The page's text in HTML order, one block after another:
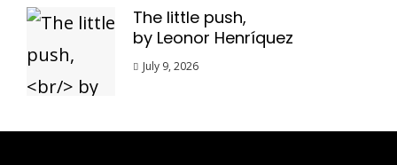
The little push,
by Leonor Henríquez
July 9, 2026